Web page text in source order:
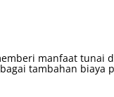
manfaat tunai
tambahan biaya